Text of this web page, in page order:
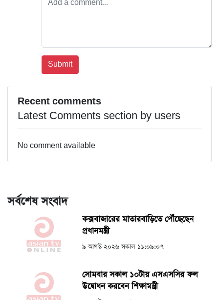
Recent comments
Latest Comments section by users
No comment available
সর্বশেষ সংবাদ
কক্সবাজারের মাতারবাড়িতে পৌঁছেছেন
প্রধানমন্ত্রী
৯ আগস্ট ২০২৬ সকাল ১১:০৯:০৭
সোমবার সকাল ১০টায় এসএসসির ফল
উদ্বোধন করবেন শিক্ষামন্ত্রী